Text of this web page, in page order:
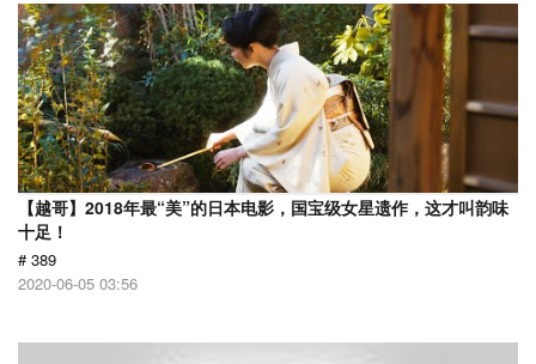
【越哥】2018年最“美”的日本电影，国宝级女星遗作，这才叫韵味
十足！
# 389
2020-06-05 03:56